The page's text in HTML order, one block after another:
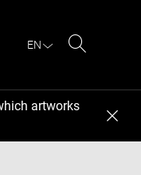
EN
artworks